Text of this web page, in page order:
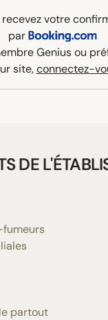
votre
par
Genius ou
site,connectez-
DE
partout